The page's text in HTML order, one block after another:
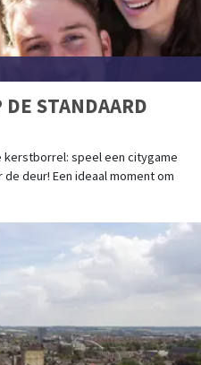
STANDAARD
speel een citygame
deur! Een ideaal moment om